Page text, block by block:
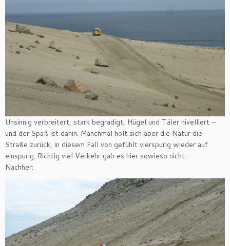
Unsinnig verbreitert, stark begradigt, Hügel und Täler nivelliert –
und der Spaß ist dahin. Manchmal holt sich aber die Natur die
Straße zurück, in diesem Fall von gefühlt vierspurig wieder auf
einspurig. Richtig viel Verkehr gab es hier sowieso nicht.
Nachher: